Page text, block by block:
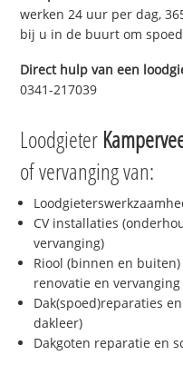
werken 24 uur per dag,
bij u in de buurt om
Direct hulp van een
0341-217039
Loodgieter
of vervanging van:
CV installaties
vervanging)
Riool (binnen en
renovatie en vervanging
Dak(spoed)reparaties
dakleer)
Dakgoten reparatie en